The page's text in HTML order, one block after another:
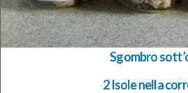
Sgombro
2 Isole nella